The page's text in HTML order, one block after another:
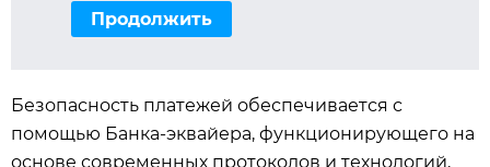
Продолжить
Безопасность платежей обеспечивается с
помощью Банка-эквайера, функционирующего на
основе современных протоколов и технологий,